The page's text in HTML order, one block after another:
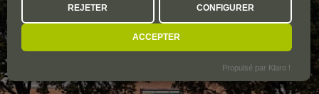
REJETER CONFIGURER
ACCEPTER
Propulsé par Klaro !